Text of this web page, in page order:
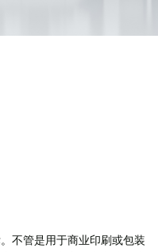
不管是用于商业印刷或包装